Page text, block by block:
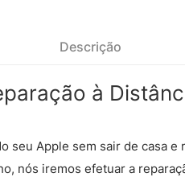
Descrição
à
seu Apple sem sair de casa
nós iremos efetuar a